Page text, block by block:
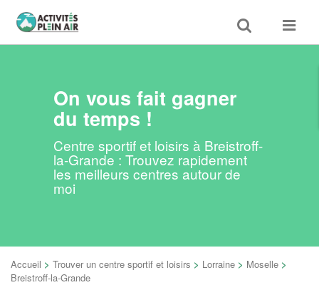
Toggle
search
Toggle
On vous fait gagner
du temps !
Centre sportif et loisirs à Breistroff-
la-Grande : Trouvez rapidement
les meilleurs centres autour de
moi
Accueil > Trouver un centre sportif et loisirs > Lorraine > Moselle >
Breistroff-la-Grande